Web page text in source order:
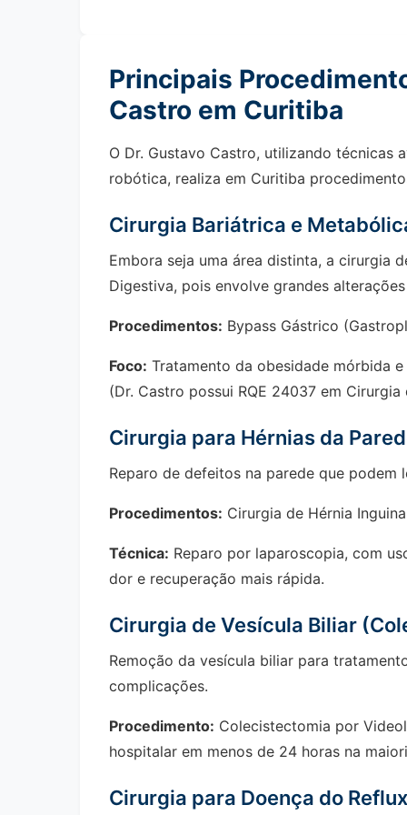
Principais
Castro em Curitiba
O Dr. Gustavo Castro, utilizando técnicas
robótica, realiza em Curitiba
Cirurgia Bariátrica e
Embora seja uma área distinta, a cirurgia
Digestiva, pois envolve grandes
Procedimentos: Bypass Gástrico
Foco: Tratamento da obesidade mórbida
(Dr. Castro possui RQE 24037 em
Cirurgia para Hérnias da
Reparo de defeitos na parede que
Procedimentos: Cirurgia de Hérnia
Técnica: Reparo por laparoscopia, com
dor e recuperação mais rápida.
Cirurgia de Vesícula Biliar
Remoção da vesícula biliar para
complicações.
Procedimento: Colecistectomia por
hospitalar em menos de 24 horas na
Cirurgia para Doença do